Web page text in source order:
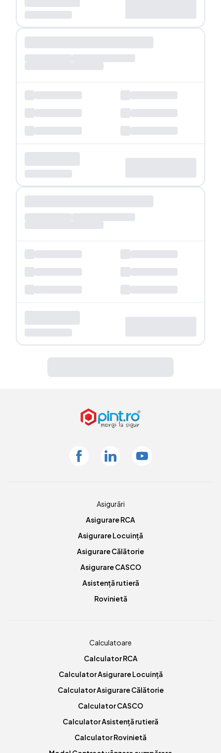
FacebookLinkedin Youtube
Asigurări
Asigurare RCA
Asigurare Locuință
Asigurare Călătorie
Asigurare CASCO
Asistență rutieră
Rovinietă
Calculatoare
Calculator RCA
Calculator Asigurare Locuință
Calculator Asigurare Călătorie
Calculator CASCO
Calculator Asistență rutieră
Calculator Rovinietă